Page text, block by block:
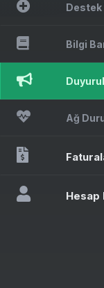
Destek
Bilgi
Ağ
Hesap